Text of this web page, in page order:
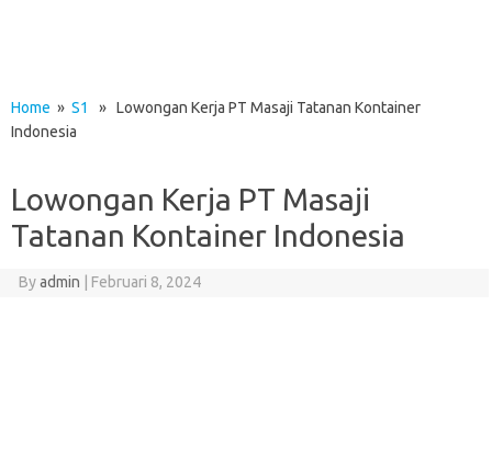
Home » S1
» Lowongan Kerja PT Masaji Tatanan Kontainer
Indonesia
Lowongan Kerja PT Masaji
Tatanan Kontainer Indonesia
Byadmin Februari 8, 2024